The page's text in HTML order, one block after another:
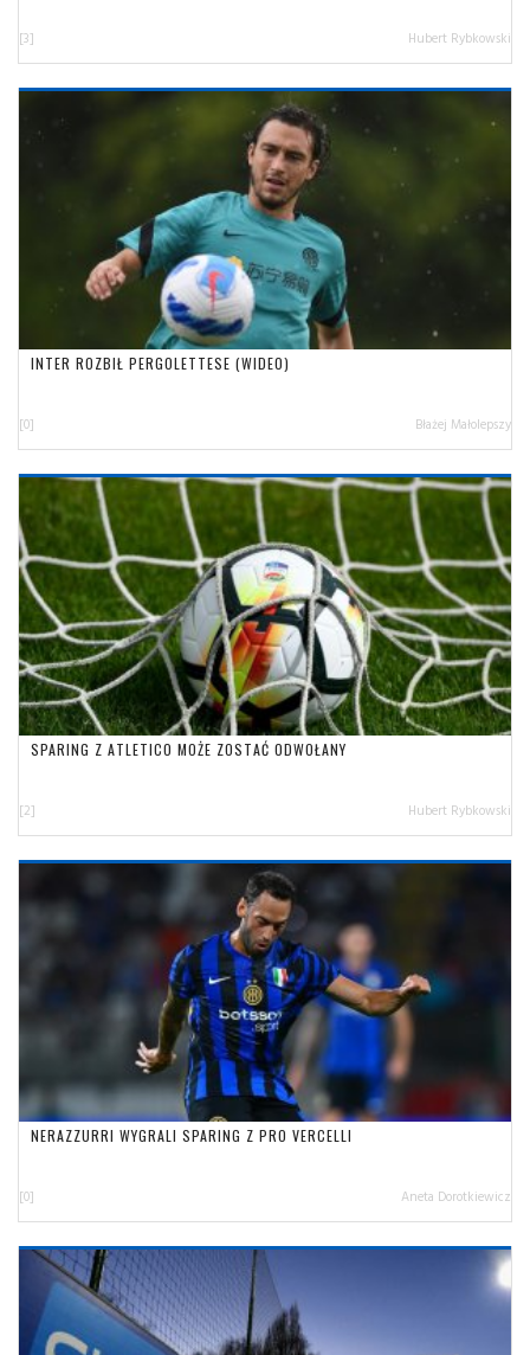
[3] Hubert Rybkowski
INTER ROZBIŁ PERGOLETTESE (WIDEO)
[0] Błażej Małolepszy
SPARING Z ATLETICO MOŻE ZOSTAĆ ODWOŁANY
[2] Hubert Rybkowski
NERAZZURRI WYGRALI SPARING Z PRO VERCELLI
[0] Aneta Dorotkiewicz